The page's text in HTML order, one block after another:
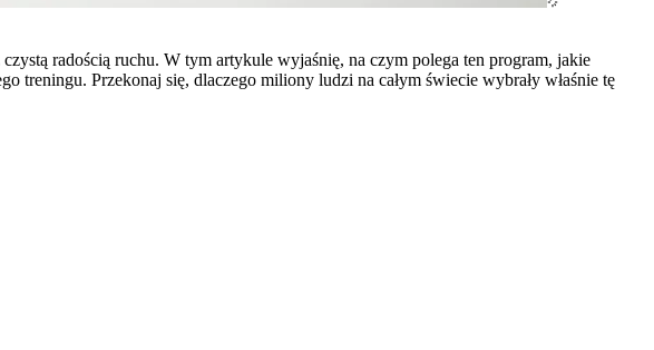
radością ruchu. W tym artykule wyjaśnię, na czym polega ten program, jakie
treningu. Przekonaj się, dlaczego miliony ludzi na całym świecie wybrały właśnie tę